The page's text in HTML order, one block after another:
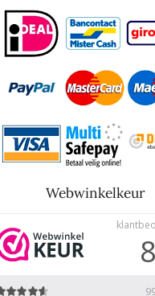
Webwinkelkeur